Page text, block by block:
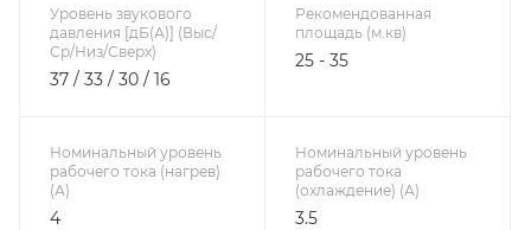
Уровень звукового
давления [дБ(А)] (Выс/
Ср/Низ/Сверх)
37 / 33 / 30 / 16
Рекомендованная
площадь (м.кв)
25 - 35
Номинальный уровень
рабочего тока (нагрев)
(А)
4
Номинальный уровень
рабочего тока
(охлаждение) (А)
3.5